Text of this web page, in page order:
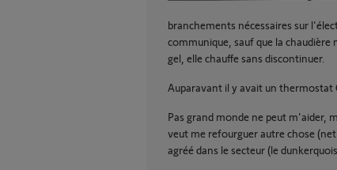
branchements nécessaires sur
communique, sauf que la chaudière
gel, elle chauffe sans discontinuer.
Auparavant il y avait un thermostat
Pas grand monde ne peut m'aider,
veut me refourguer autre chose
agréé dans le secteur (le